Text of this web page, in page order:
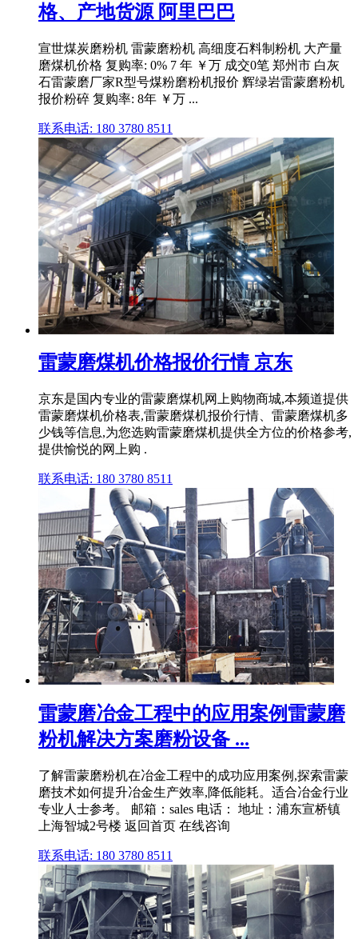
格、产地货源 阿里巴巴
宣世煤炭磨粉机 雷蒙磨粉机 高细度石料制粉机 大产量
磨煤机价格 复购率: 0% 7 年 ￥万 成交0笔 郑州市 白灰
石雷蒙磨厂家R型号煤粉磨粉机报价 辉绿岩雷蒙磨粉机
报价粉碎 复购率: 8年 ￥万 ...
联系电话: 180 3780 8511
雷蒙磨煤机价格报价行情 京东
京东是国内专业的雷蒙磨煤机网上购物商城,本频道提供
雷蒙磨煤机价格表,雷蒙磨煤机报价行情、雷蒙磨煤机多
少钱等信息,为您选购雷蒙磨煤机提供全方位的价格参考,
提供愉悦的网上购 .
联系电话: 180 3780 8511
雷蒙磨冶金工程中的应用案例雷蒙磨
粉机解决方案磨粉设备 ...
了解雷蒙磨粉机在冶金工程中的成功应用案例,探索雷蒙
磨技术如何提升冶金生产效率,降低能耗。适合冶金行业
专业人士参考。 邮箱：sales 电话： 地址：浦东宣桥镇
上海智城2号楼 返回首页 在线咨询
联系电话: 180 3780 8511